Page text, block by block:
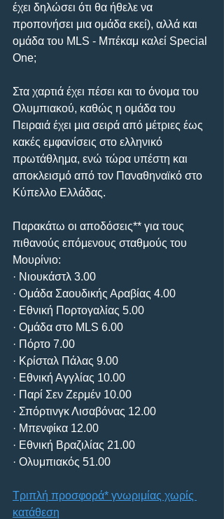
έχει δηλώσει ότι θα ήθελε να
προπονήσει μια ομάδα εκεί), αλλά και
ομάδα του MLS - Μπέκαμ καλεί Special
One;
Στα χαρτιά έχει πέσει και το όνομα του
Ολυμπιακού, καθώς η ομάδα του
Πειραιά έχει μια σειρά από μέτριες έως
κακές εμφανίσεις στο ελληνικό
πρωτάθλημα, ενώ τώρα υπέστη και
αποκλεισμό από τον Παναθηναϊκό στο
Κύπελλο Ελλάδας.
Παρακάτω οι αποδόσεις** για τους
πιθανούς επόμενους σταθμούς του
Μουρίνιο:
· Νιουκάστλ 3.00
· Ομάδα Σαουδικής Αραβίας 4.00
· Εθνική Πορτογαλίας 5.00
· Ομάδα στο MLS 6.00
· Πόρτο 7.00
· Κρίσταλ Πάλας 9.00
· Εθνική Αγγλίας 10.00
· Παρί Σεν Ζερμέν 10.00
· Σπόρτινγκ Λισαβόνας 12.00
· Μπενφίκα 12.00
· Εθνική Βραζιλίας 21.00
· Ολυμπιακός 51.00
Τριπλή προσφορά* γνωριμίας χωρίς
κατάθεση